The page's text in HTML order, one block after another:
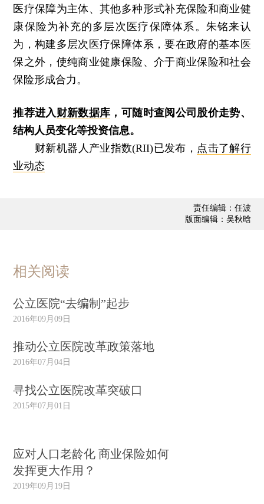
医疗保障为主体、其他多种形式补充保险和商业健
康保险为补充的多层次医疗保障体系。朱铭来认
为，构建多层次医疗保障体系，要在政府的基本医
保之外，使纯商业健康保险、介于商业保险和社会
保险形成合力。
推荐进入 财新数据库 ，可随时查阅公司股价走势、
结构人员变化等投资信息。
财新机器人产业指数(RII)已发布， 点击了解行
业动态
责任编辑：任波
版面编辑：吴秋晗
相关阅读
公立医院“去编制”起步
2016年09月09日
推动公立医院改革政策落地
2016年07月04日
寻找公立医院改革突破口
2015年07月01日
应对人口老龄化 商业保险如何
发挥更大作用？
2019年09月19日